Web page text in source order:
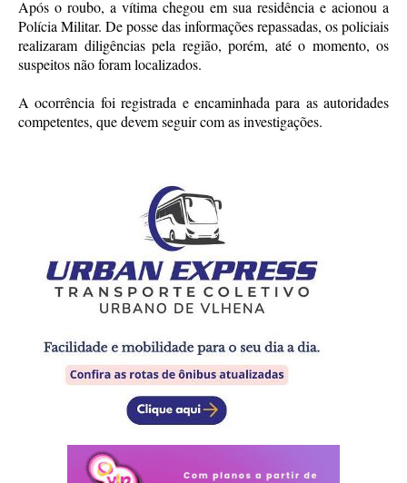
Após o roubo, a vítima chegou em sua residência e acionou a
Polícia Militar. De posse das informações repassadas, os policiais
realizaram diligências pela região, porém, até o momento, os
suspeitos não foram localizados.
A ocorrência foi registrada e encaminhada para as autoridades
competentes, que devem seguir com as investigações.